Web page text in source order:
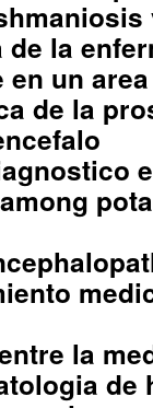
la
un
de la
la
de